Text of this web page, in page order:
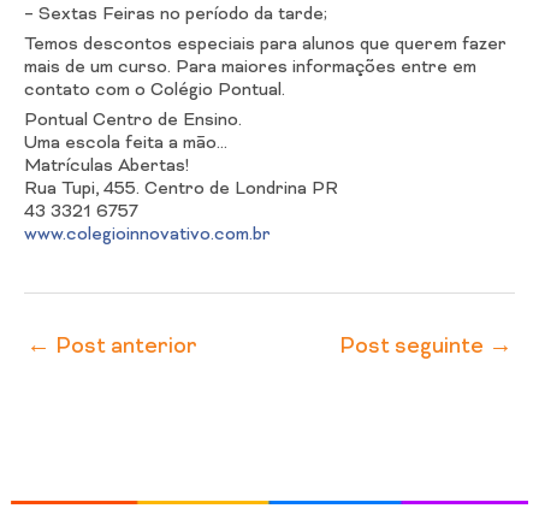
– Sextas Feiras no período da tarde;
Temos descontos especiais para alunos que querem fazer
mais de um curso. Para maiores informações entre em
contato com o Colégio Pontual.
Pontual Centro de Ensino.
Uma escola feita a mão…
Matrículas Abertas!
Rua Tupi, 455. Centro de Londrina PR
43 3321 6757
www.colegioinnovativo.com.br
← Post anterior Post seguinte →